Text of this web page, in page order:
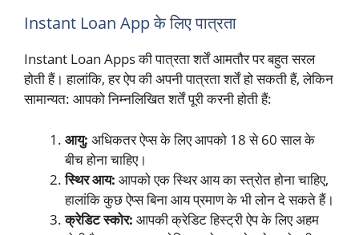
Instant Loan App के लिए पात्रता
Instant Loan Apps की पात्रता शर्तें आमतौर पर बहुत सरल
होती हैं। हालांकि, हर ऐप की अपनी पात्रता शर्तें हो सकती हैं, लेकिन
सामान्यत: आपको निम्नलिखित शर्तें पूरी करनी होती हैं:
आयु: अधिकतर ऐप्स के लिए आपको 18 से 60 साल के
बीच होना चाहिए।
स्थिर आय: आपको एक स्थिर आय का स्त्रोत होना चाहिए,
हालांकि कुछ ऐप्स बिना आय प्रमाण के भी लोन दे सकते हैं।
क्रेडिट स्कोर: आपकी क्रेडिट हिस्ट्री ऐप के लिए अहम